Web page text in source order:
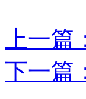
上一
下一篇